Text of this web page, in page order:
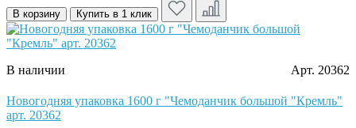
В корзину Купить в 1 клик
В наличии Арт. 20362
Новогодняя упаковка 1600 г "Чемоданчик большой "Кремль"
арт. 20362